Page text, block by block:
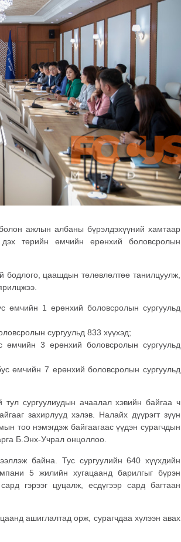
ажлын албаны бүрэлдэхүүний хамтаар
дэх төрийн өмчийн ерөнхий боловсролын
бодлого, цаашдын төлөвлөлтөө танилцуулж,
өмчийн 1 ерөнхий боловсролын сургуульд
сургуульд 833 хүүхэд;
3 ерөнхий боловсролын сургуульд
өмчийн 7 ерөнхий боловсролын сургуульд
тул сургуулиудын ачаалал хэвийн байгаа ч
захирлууд хэлэв. Налайх дүүрэгт зүүн
тоо нэмэгдэж байгаагаас үүдэн сурагчдын
Б.Энх-Учрал онцоллоо.
байна. Тус сургуулийн 640 хүүхдийн
5 жилийн хугацаанд барилгыг бүрэн
гэрээг цуцалж, есдүгээр сард багтаан
ашиглалтад орж, сурагчдаа хүлээн авах